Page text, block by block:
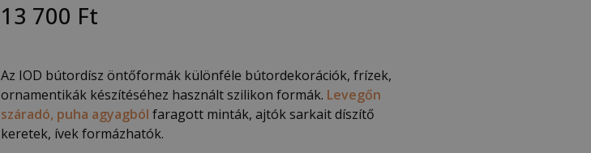
13 700 Ft
Az IOD bútordísz öntőformák különféle bútordekorációk, frízek,
ornamentikák készítéséhez használt szilikon formák. Levegőn
száradó, puha agyagból faragott minták, ajtók sarkait díszítő
keretek, ívek formázhatók.